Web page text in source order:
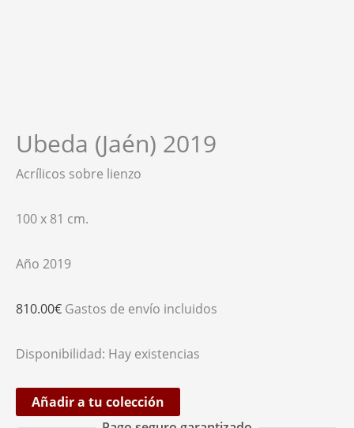
Ubeda (Jaén) 2019
Acrílicos sobre lienzo
100 x 81 cm.
Año 2019
810.00€ Gastos de envío incluidos
Disponibilidad: Hay existencias
Añadir a tu colección